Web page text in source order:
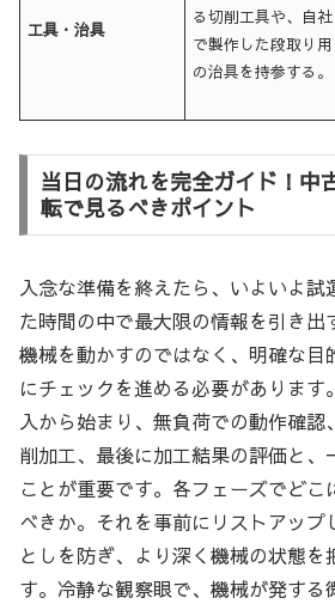
工具・治具
る切削工具や、自社
で製作した段取り用
の治具を持参する。
当日の流れを完全ガイド！中
転で見るべきポイント
入念な準備を終えたら、いよいよ試
た時間の中で最大限の情報を引き出
機械を動かすのではなく、明確な目
にチェックを進める必要がありま
入から始まり、無負荷での動作確
削加工、最後に加工結果の評価と、
ことが重要です。各フェーズでどこ
べきか。それを事前にリストアッ
としを防ぎ、より深く機械の状態を
す。冷静な観察眼で、機械が発する